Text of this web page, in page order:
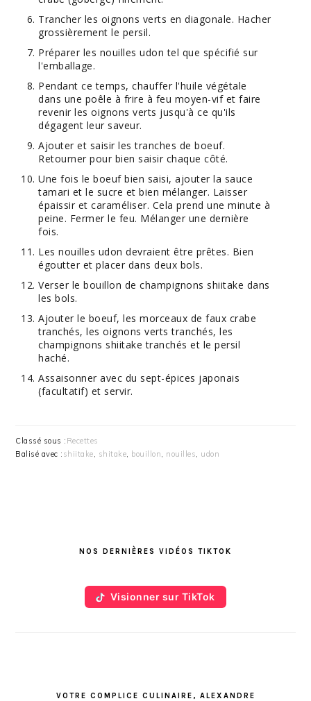
Trancher les oignons verts en diagonale. Hacher
grossièrement le persil.
Préparer les nouilles udon tel que spécifié sur
l'emballage.
Pendant ce temps, chauffer l'huile végétale
dans une poêle à frire à feu moyen-vif et faire
revenir les oignons verts jusqu'à ce qu'ils
dégagent leur saveur.
Ajouter et saisir les tranches de boeuf.
Retourner pour bien saisir chaque côté.
Une fois le boeuf bien saisi, ajouter la sauce
tamari et le sucre et bien mélanger. Laisser
épaissir et caraméliser. Cela prend une minute à
peine. Fermer le feu. Mélanger une dernière
fois.
Les nouilles udon devraient être prêtes. Bien
égoutter et placer dans deux bols.
Verser le bouillon de champignons shiitake dans
les bols.
Ajouter le boeuf, les morceaux de faux crabe
tranchés, les oignons verts tranchés, les
champignons shiitake tranchés et le persil
haché.
Assaisonner avec du sept-épices japonais
(facultatif) et servir.
Classé sous : Recettes
Balisé avec : shiitake, shitake, bouillon, nouilles, udon
PRINCIPALENOS DERNIÈRES VIDÉOS TIKTOK
Visionner sur TikTok
VOTRE COMPLICE CULINAIRE, ALEXANDRE